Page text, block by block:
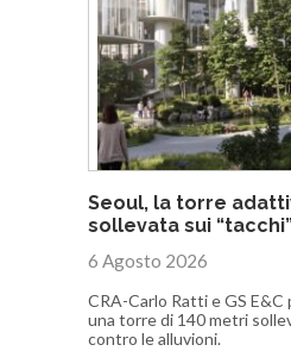
Seoul, la torre
sollevata sui
6 Agosto 2026
CRA-Carlo Ratti e GS E&C
una torre di 140 metri
contro le alluvioni.